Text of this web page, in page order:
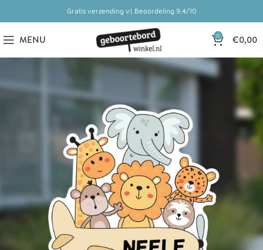
Gratis verzending v| Beoordeling 9.4/10
MENU 0 €0,00